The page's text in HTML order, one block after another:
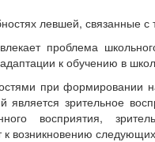
левшей, связанные
проблема
к обучению в
при формировании
является зрительное
восприятия,
возникновению